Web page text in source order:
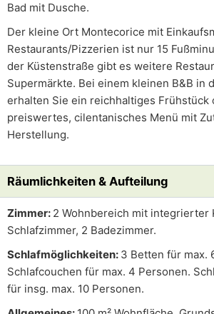
Bad mit Dusche.
Der kleine Ort Montecorice mit
Restaurants/Pizzerien ist nur 15
der Küstenstraße gibt es weitere
Supermärkte. Bei einem kleinen B&B in
erhalten Sie ein reichhaltiges Frühstück
preiswertes, cilentanisches Menü mit
Herstellung.
Räumlichkeiten & Aufteilung
Zimmer: 2 Wohnbereich mit integrierter
Schlafzimmer, 2 Badezimmer.
Schlafmöglichkeiten: 3 Betten für max.
Schlafcouchen für max. 4 Personen.
für insg. max. 10 Personen.